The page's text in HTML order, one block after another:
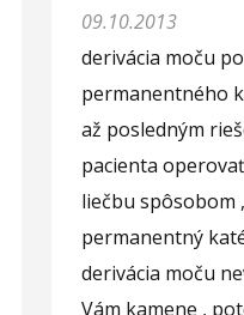
09.10.2013
derivácia moču
permanentného
až posledným
pacienta
liečbu spôsobom
permanentný
derivácia moču
Vám kamene ,